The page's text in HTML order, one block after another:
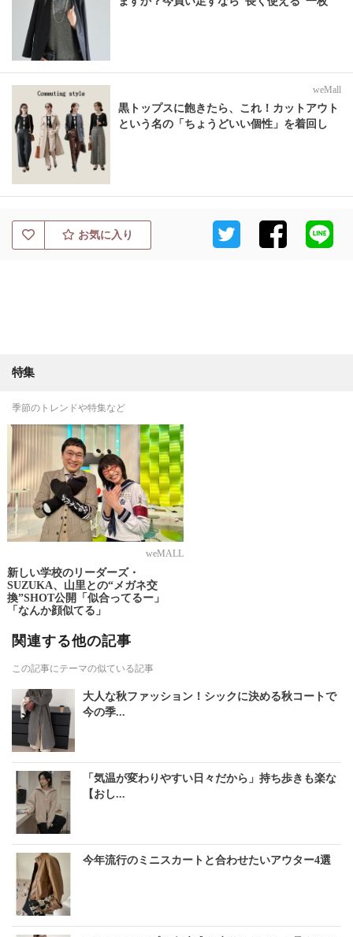
weMall
黒トップスに飽きたら、これ！カットアウト
という名の「ちょうどいい個性」を着回し
お気に入り
特集
季節のトレンドや特集など
weMALL
新しい学校のリーダーズ・
SUZUKA、山里との“メガネ交
換”SHOT公開「似合ってるー」
「なんか顔似てる」
関連する他の記事
この記事にテーマの似ている記事
大人な秋ファッション！シックに決める秋コートで
今の季...
「気温が変わりやすい日々だから」持ち歩きも楽な
【おし...
今年流行のミニスカートと合わせたいアウター4選